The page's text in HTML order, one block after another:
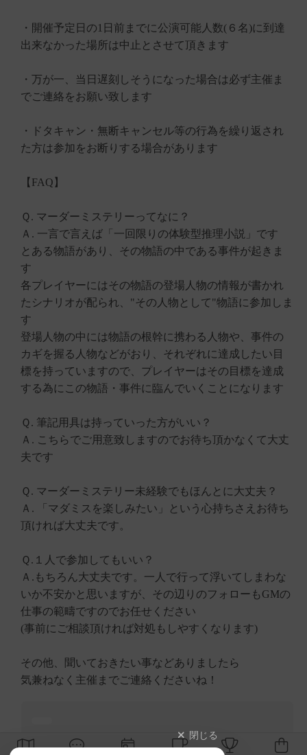
・開催予定日の1日前までに公演可能人数(６名)に到達
出来なかった場所は中止とさせて頂きます
・万が一、当日遅刻しそうになった場合は必ず主催ま
でご連絡をお願い致します
・ドタキャン・無断キャンセル等の行為を繰り返され
た方は参加をお断りする場合があります
【FAQ】
Ｑ. マーダーミステリーってなに？
Ａ. 一言で言えば「一回限りの体験型推理小説」です
とある物語があり、その物語の中である事件が起きま
す
各プレイヤーにはその物語の登場人物の情報が書かれ
たシナリオが配られ、"その人物として"物語に参加しま
す
登場人物の中には物語の根幹に携わる人物や、事件の
カギを握る人物などがおり、それぞれに達成したい目
標を持っていますので、プレイヤーはその目標を達成
する為にこの物語・事件に臨んでいくことになります
Ｑ. 筆記用具は持っていった方がいい？
Ａ. こちらでご用意致しますのでお待ち頂かなくて大丈
夫です
Ｑ. マーダーミステリー未経験でもほんとに大丈夫？
Ａ. 「マダミスを楽しみたい」という心持ちさえお待ち
頂ければ大丈夫です。
Ｑ.１人で参加してもいい？
Ａ.もちろん大丈夫です。一人で行って浮いてしまわな
いか不安かと思いますが、その辺りのフォローもGMの
仕事の範疇ですのでお任せください
(事前にご相談頂ければ対処もしやすくなります)
その他、聞いておきたい事などありましたら
気兼ねなく主催までご連絡くださいね！
閉じる